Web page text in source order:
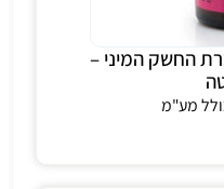
החשק המיני –
מע"מ